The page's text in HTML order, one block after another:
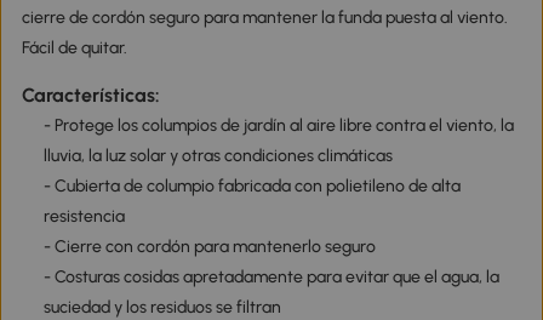
cierre de cordón seguro para mantener la funda puesta al viento.
Fácil de quitar.
Características:
- Protege los columpios de jardín al aire libre contra el viento, la
lluvia, la luz solar y otras condiciones climáticas
- Cubierta de columpio fabricada con polietileno de alta
resistencia
- Cierre con cordón para mantenerlo seguro
- Costuras cosidas apretadamente para evitar que el agua, la
suciedad y los residuos se filtran